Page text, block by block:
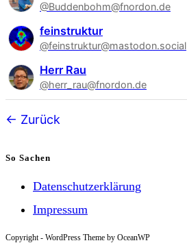
@Buddenbohm@fnordon.de
feinstruktur
@feinstruktur@mastodon.social
Herr Rau
@herr_rau@fnordon.de
Follower-
Zurück
So Sachen
Datenschutzerklärung
Impressum
Copyright - WordPress Theme by OceanWP